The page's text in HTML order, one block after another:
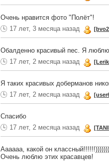
Очень нравится фото "Полёт"!
17 лет, 3 месяца назад
Обалденно красивый пес. Я
17 лет, 2 месяца назад
Я таких красивых доберманов
17 лет, 2 месяца назад
Спасибо
17 лет, 2 месяца назад
Аааааа, какой он
Очень люблю этих красавцев!